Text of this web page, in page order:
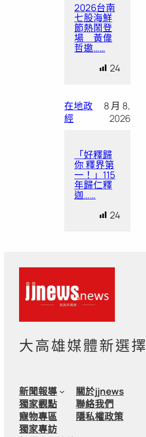
2026台南
七股海鮮
節熱鬧登
場 黃偉
哲邀……
24
在地政
經
8 月 8,
2026
「好釋歸
你 釋界第
一！」115
年歸仁釋
迦……
24
大高雄媒體新選擇
新聞報導
獨家觀點
寵物專區
獨家專訪
關於jjnews
聯絡我們
隱私權政策